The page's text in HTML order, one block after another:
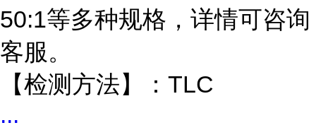
50:1等多种规格，详情可咨询
客服。
【检测方法】： TLC
...